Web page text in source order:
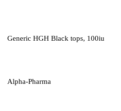
Generic HGH Black tops, 100iu
Alpha-Pharma